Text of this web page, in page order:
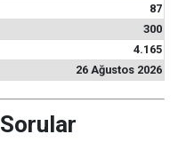
87
300
4.165
26 Ağustos 2026